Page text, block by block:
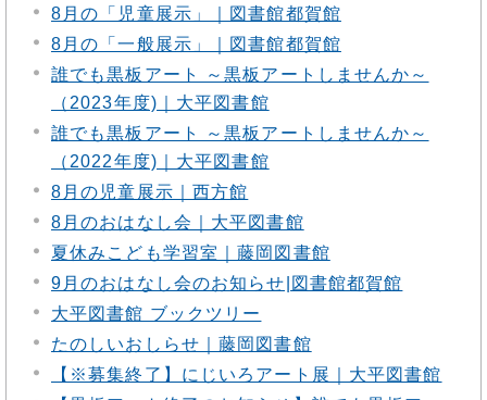
8月の「児童展示」｜図書館都賀館
8月の「一般展示」｜図書館都賀館
誰でも黒板アート ～黒板アートしませんか～
（2023年度)｜大平図書館
誰でも黒板アート ～黒板アートしませんか～
（2022年度)｜大平図書館
8月の児童展示｜西方館
8月のおはなし会｜大平図書館
夏休みこども学習室｜藤岡図書館
9月のおはなし会のお知らせ|図書館都賀館
大平図書館 ブックツリー
たのしいおしらせ｜藤岡図書館
【※募集終了】にじいろアート展｜大平図書館